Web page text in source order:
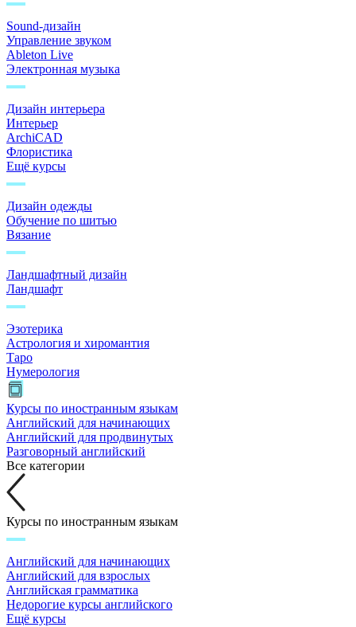
Sound-дизайн
Управление звуком
Ableton Live
Электронная музыка
Дизайн интерьера
Интерьер
ArchiCAD
Флористика
Ещё курсы
Дизайн одежды
Обучение по шитью
Вязание
Ландшафтный дизайн
Ландшафт
Эзотерика
Астрология и хиромантия
Таро
Нумерология
Курсы по иностранным языкам
Английский для начинающих
Английский для продвинутых
Разговорный английский
Все категории
Курсы по иностранным языкам
Английский для начинающих
Английский для взрослых
Английская грамматика
Недорогие курсы английского
Ещё курсы